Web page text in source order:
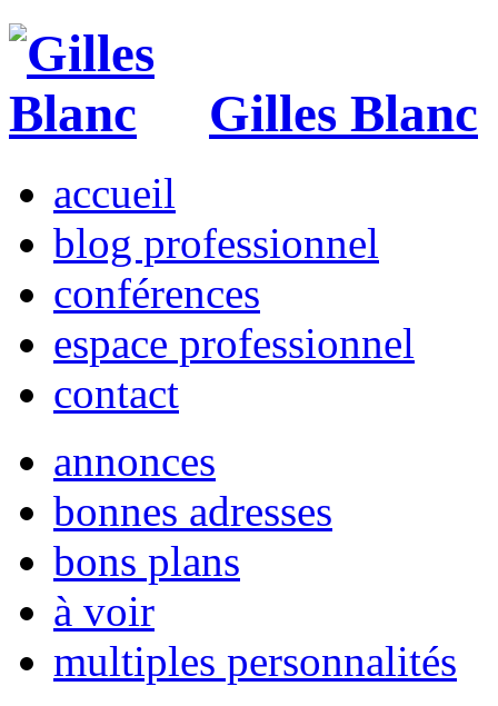
Gilles Blanc
accueil
blog professionnel
conférences
espace professionnel
contact
annonces
bonnes adresses
bons plans
à voir
multiples personnalités